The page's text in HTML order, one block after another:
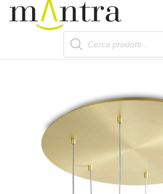
Products
search